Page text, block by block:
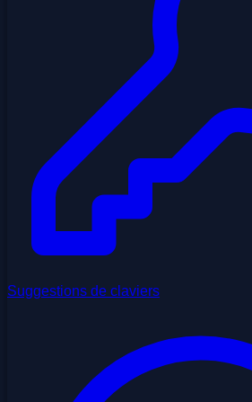
Suggestions de claviers